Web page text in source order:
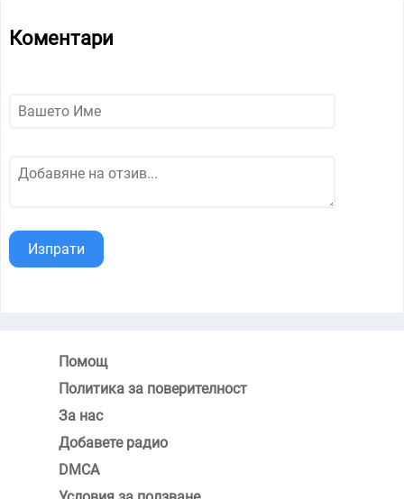
Коментари
Изпрати
Помощ
Политика за поверителност
За нас
Добавете радио
DMCA